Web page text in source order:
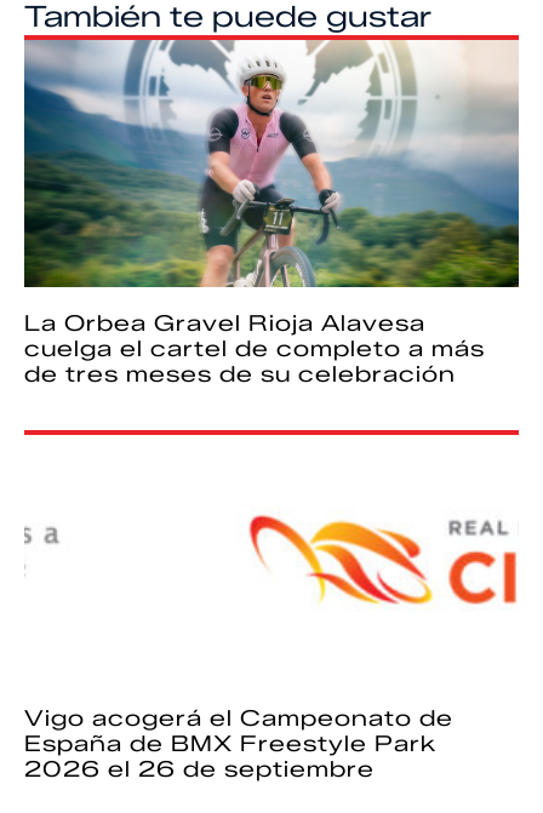
También te puede gustar
La Orbea Gravel Rioja Alavesa
cuelga el cartel de completo a más
de tres meses de su celebración
Vigo acogerá el Campeonato de
España de BMX Freestyle Park
2026 el 26 de septiembre